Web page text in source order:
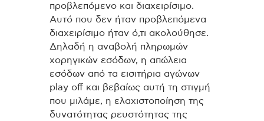
προβλεπόμενο και διαχειρίσιμο.
Αυτό που δεν ήταν προβλεπόμενα
διαχειρίσιμο ήταν ό,τι ακολούθησε.
Δηλαδή η αναβολή πληρωμών
χορηγικών εσόδων, η απώλεια
εσόδων από τα εισιτήρια αγώνων
play off και βεβαίως αυτή τη στιγμή
που μιλάμε, η ελαχιστοποίηση της
δυνατότητας ρευστότητας της